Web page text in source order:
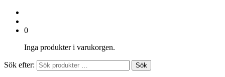
0
Inga produkter i varukorgen.
Sök efter: Sök